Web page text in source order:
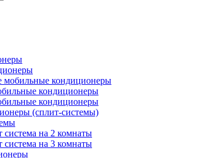
мобильные кондиционеры
кондиционеры
кондиционеры
(сплит-системы)
система на 2 комнаты
система на 3 комнаты